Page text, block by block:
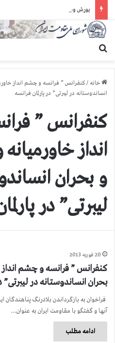
خانه /
انساندوستانه در لیبرتی” در پارلمان فرانسه
کنفرانس ”
و بحران
لیبرتی” در
20 فوریه 2013
بحران انساندوستانه در لیبرتی”
فراخوان به بازگرداندن بلادرنگ
آنها و گفتگو با مقاومت ایران به عنوان…
ادامه مطلب